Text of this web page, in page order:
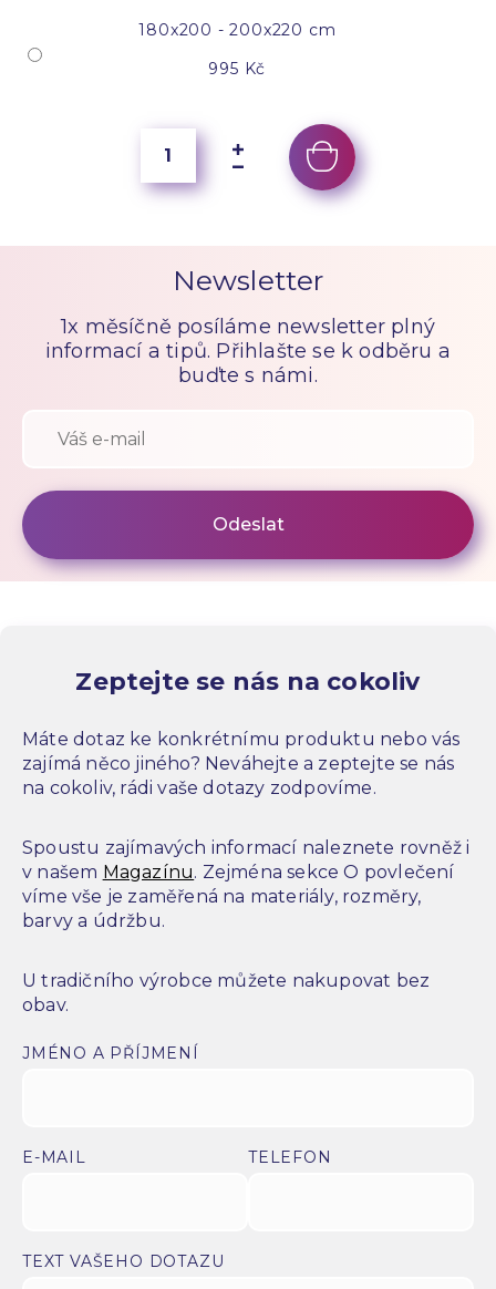
180x200 - 200x220 cm
995 Kč
Newsletter
1x měsíčně posíláme newsletter plný
informací a tipů. Přihlašte se k odběru a
buďte s námi.
Zeptejte se nás na cokoliv
Máte dotaz ke konkrétnímu produktu nebo vás
zajímá něco jiného? Neváhejte a zeptejte se nás
na cokoliv, rádi vaše dotazy zodpovíme.
Spoustu zajímavých informací naleznete rovněž i
v našem Magazínu. Zejména sekce O povlečení
víme vše je zaměřená na materiály, rozměry,
barvy a údržbu.
U tradičního výrobce můžete nakupovat bez
obav.
JMÉNO A PŘÍJMENÍ
E-MAIL TELEFON
TEXT VAŠEHO DOTAZU